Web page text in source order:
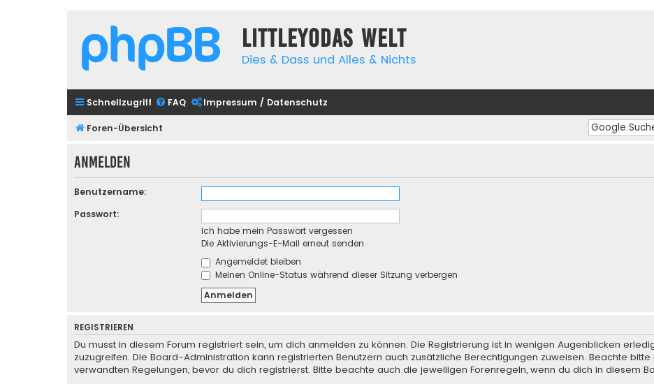
Littleyodas Welt
Dies & Dass und Alles & Nichts
Schnellzugriff FAQ Impressum / Datenschutz
Foren-Übersicht
Anmelden
Benutzername:
Passwort:
Ich habe mein Passwort vergessen
Die Aktivierungs-E-Mail erneut senden
Angemeldet bleiben
Meinen Online-Status während dieser Sitzung verbergen
REGISTRIEREN
Du musst in diesem Forum registriert sein, um dich anmelden zu können. Die Registrierung ist in wenigen Augenblicken
zuzugreifen. Die Board-Administration kann registrierten Benutzern auch zusätzliche Berechtigungen zuweisen. Beachte
verwandten Regelungen, bevor du dich registrierst. Bitte beachte auch die jeweiligen Forenregeln, wenn du dich in diesem